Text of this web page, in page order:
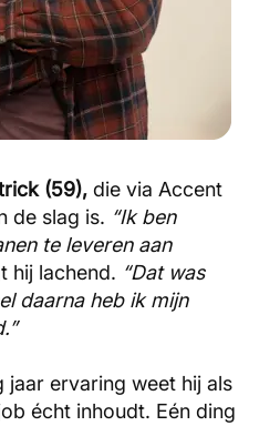
(59), die via Accent
de slag is. “Ik ben
te leveren aan
hij lachend. “Dat was
daarna heb ik mijn
jaar ervaring weet hij als
écht inhoudt. Eén ding